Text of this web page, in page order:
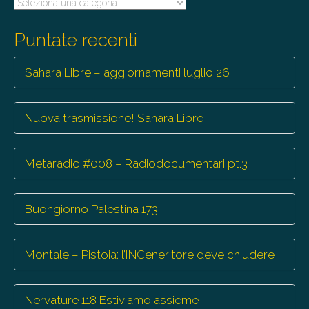
Puntate recenti
Sahara Libre – aggiornamenti luglio 26
Nuova trasmissione! Sahara Libre
Metaradio #008 – Radiodocumentari pt.3
Buongiorno Palestina 173
Montale – Pistoia: l’INCeneritore deve chiudere !
Nervature 118 Estiviamo assieme